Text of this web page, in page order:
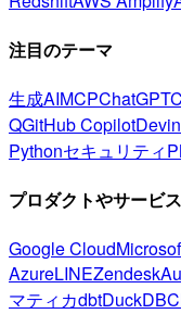
注目のテーマ
生成AIMCPChatGPT
QGitHub CopilotDevin
Pythonセキュリティ
プロダクトやサービ
Google Cloud
AzureLINEZendesk
マティカdbtDuckDB